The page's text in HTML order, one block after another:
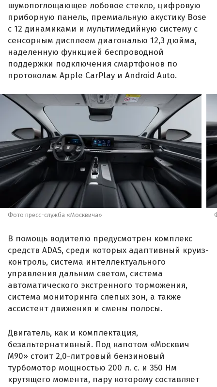
шумопоглощающее лобовое стекло, цифровую
приборную панель, премиальную акустику Bose
с 12 динамиками и мультимедийную систему с
сенсорным дисплеем диагональю 12,3 дюйма,
наделенную функцией беспроводной
поддержки подключения смартфонов по
протоколам Apple CarPlay и Android Auto.
Фото пресс-служба «Москвича»
В помощь водителю предусмотрен комплекс
средств ADAS, среди которых адаптивный круиз-
контроль, система интеллектуального
управления дальним светом, система
автоматического экстренного торможения,
система мониторинга слепых зон, а также
ассистент движения и смены полосы.
Двигатель, как и комплектация,
безальтернативный. Под капотом «Москвич
М90» стоит 2,0-литровый бензиновый
турбомотор мощностью 200 л. с. и 350 Нм
крутящего момента, пару которому составляет